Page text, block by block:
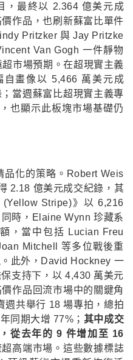
，最終以 2.364 億美元成
作品，也刷新蘇富比單件
Pritzker 與 Jay Pritzke
Van Gogh 一件靜物
市場預期。在超現實主義
畫像以 5,466 萬美元成
當週蘇富比超現實主義專
也顯示此板塊市場基礎仍
化的策略。Robert Weis
2.18 億美元成交紀錄，其
Stripe)》以 6,216
時，Elaine Wynn 珍藏系
，當中包括 Lucian Freu
Mitchell 等多位戰後重
此外，David Hockney 一
支持下，以 4,430 萬美元
作品回流市場中的關鍵角
週共舉行 18 場專拍，總拍
同期大增 77%； 其中成交
從去年的 9 件增加至 16
高端市場。這些數據標誌